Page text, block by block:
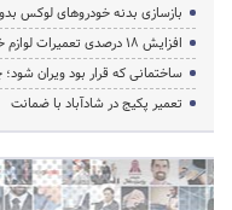
بازسازی بدنه خودروهای لوکس
افزایش ۱۸ درصدی تعمیرات لوازم خانگی در اصفهان تعمیر
ساختمانی که قرار بود ویران
تعمیر پکیج در شادآباد با ضمانت